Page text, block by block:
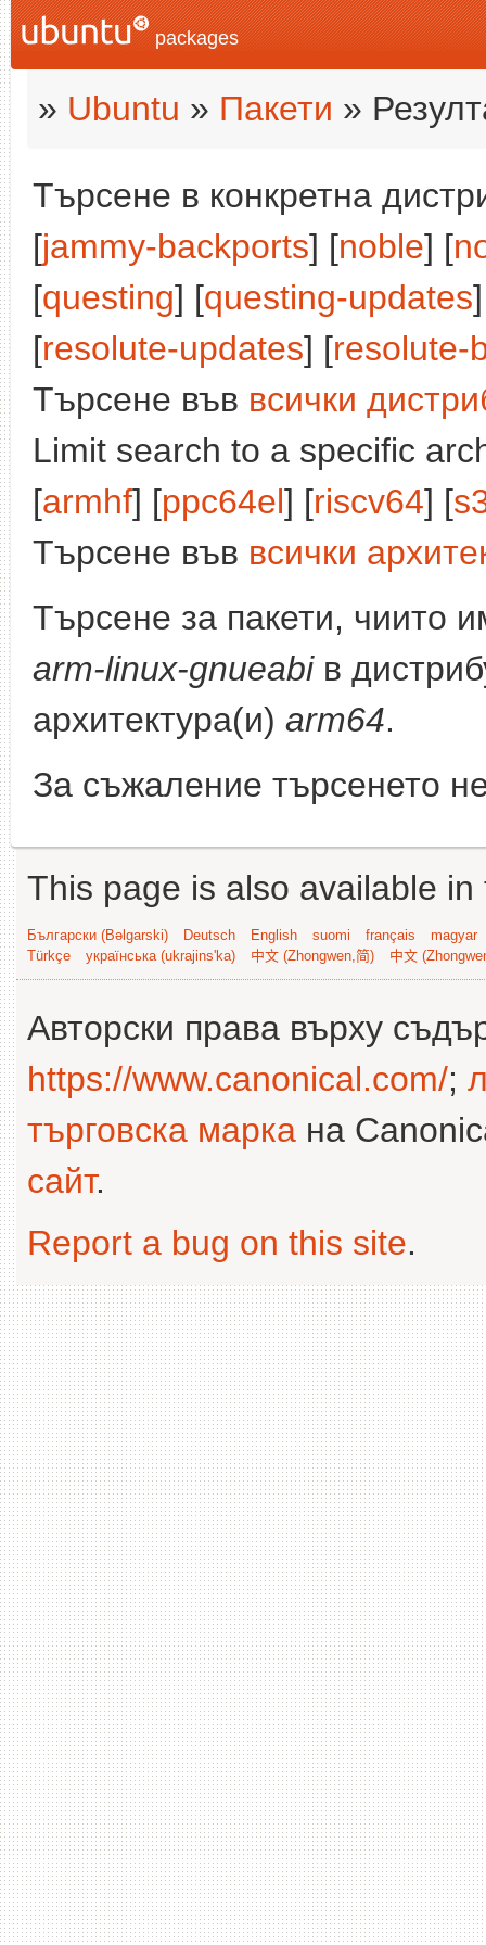
packages
» Ubuntu » Пакети »
Търсене в конкретна
[jammy-backports] [noble] [
[questing] [questing-updates
[resolute-updates] [resolute-
Търсене във всички
Limit search to a specific
[armhf] [ppc64el] [riscv64] [
Търсене във всички
Търсене за пакети, чиито
arm-linux-gnueabiв
архитектура(и) arm64.
За съжаление търсенето
This page is also available
Български (Bəlgarski) Deutsch English suomi français
magyar
Türkçe
українська (ukrajins'ka) 中文 (Zhongwen,简) 中文
Авторски права върху
https://www.canonical.com/;
търговска марка на
сайт.
Report a bug on this site.